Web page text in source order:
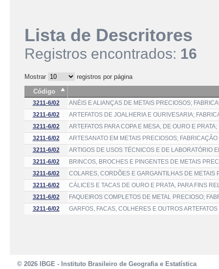
Lista de Descritores
Registros encontrados: 16
Mostrar
registros por página
Código
3211-6/02
ANÉIS E ALIANÇAS DE METAIS PRECIOSOS;
3211-6/02
ARTEFATOS DE JOALHERIA E OURIVESARIA;
3211-6/02
ARTEFATOS PARA COPA E MESA, DE OURO E
3211-6/02
ARTESANATO EM METAIS PRECIOSOS; FABRICAÇÃO
3211-6/02
ARTIGOS DE USOS TÉCNICOS E DE LABORATÓRIO
3211-6/02
BRINCOS, BROCHES E PINGENTES DE METAIS
3211-6/02
COLARES, CORDÕES E GARGANTILHAS DE METAIS
3211-6/02
CÁLICES E TACAS DE OURO E PRATA, PARA FINS
3211-6/02
FAQUEIROS COMPLETOS DE METAL PRECIOSO;
3211-6/02
GARFOS, FACAS, COLHERES E OUTROS
© 2026 IBGE - Instituto Brasileiro de Geografia e Estatística